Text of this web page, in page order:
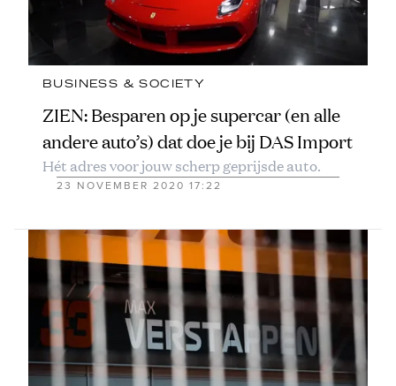
BUSINESS & SOCIETY
ZIEN: Besparen op je supercar (en alle
andere auto’s) dat doe je bij DAS Import
Hét adres voor jouw scherp geprijsde auto.
23 NOVEMBER 2020 17:22